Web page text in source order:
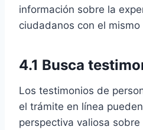
información sobre la
ciudadanos con el
4.1 Busca
Los testimonios de
el trámite en línea
perspectiva valiosa